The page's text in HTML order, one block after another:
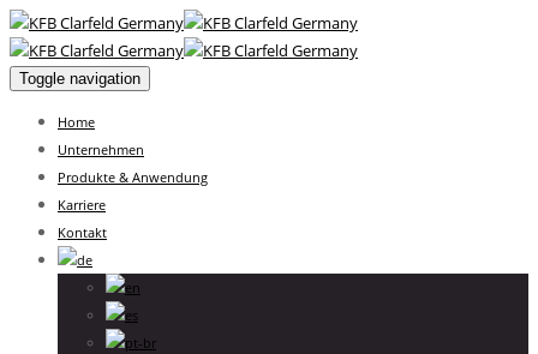
Toggle navigation
Home
Unternehmen
Produkte & Anwendung
Karriere
Kontakt